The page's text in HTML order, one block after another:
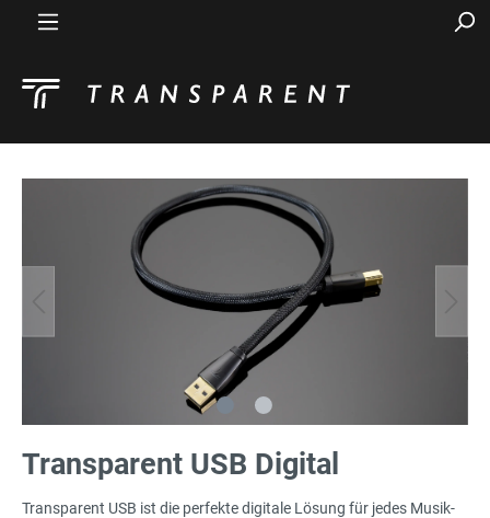
Transparent USB Digital
Transparent USB ist die perfekte digitale Lösung für jedes Musik-